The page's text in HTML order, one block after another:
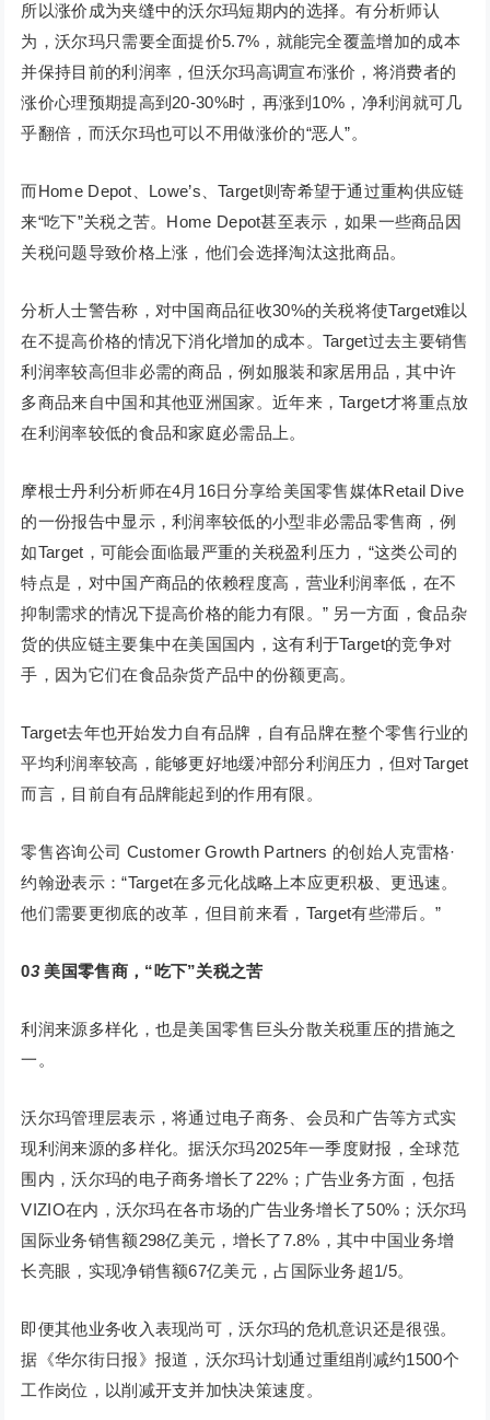
所以涨价成为夹缝中的沃尔玛短期内的选择。有分析师认
为，沃尔玛只需要全面提价5.7%，就能完全覆盖增加的成本
并保持目前的利润率，但沃尔玛高调宣布涨价，将消费者的
涨价心理预期提高到20-30%时，再涨到10%，净利润就可几
乎翻倍，而沃尔玛也可以不用做涨价的“恶人”。
而Home Depot、Lowe’s、Target则寄希望于通过重构供应链
来“吃下”关税之苦。Home Depot甚至表示，如果一些商品因
关税问题导致价格上涨，他们会选择淘汰这批商品。
分析人士警告称，对中国商品征收30%的关税将使Target难以
在不提高价格的情况下消化增加的成本。Target过去主要销售
利润率较高但非必需的商品，例如服装和家居用品，其中许
多商品来自中国和其他亚洲国家。近年来，Target才将重点放
在利润率较低的食品和家庭必需品上。
摩根士丹利分析师在4月16日分享给美国零售媒体Retail Dive
的一份报告中显示，利润率较低的小型非必需品零售商，例
如Target，可能会面临最严重的关税盈利压力，“这类公司的
特点是，对中国产商品的依赖程度高，营业利润率低，在不
抑制需求的情况下提高价格的能力有限。” 另一方面，食品杂
货的供应链主要集中在美国国内，这有利于Target的竞争对
手，因为它们在食品杂货产品中的份额更高。
Target去年也开始发力自有品牌，自有品牌在整个零售行业的
平均利润率较高，能够更好地缓冲部分利润压力，但对Target
而言，目前自有品牌能起到的作用有限。
零售咨询公司 Customer Growth Partners 的创始人克雷格·
约翰逊表示：“Target在多元化战略上本应更积极、更迅速。
他们需要更彻底的改革，但目前来看，Target有些滞后。”
03 美国零售商，“吃下”关税之苦
利润来源多样化，也是美国零售巨头分散关税重压的措施之
一。
沃尔玛管理层表示，将通过电子商务、会员和广告等方式实
现利润来源的多样化。据沃尔玛2025年一季度财报，全球范
围内，沃尔玛的电子商务增长了22%；广告业务方面，包括
VIZIO在内，沃尔玛在各市场的广告业务增长了50%；沃尔玛
国际业务销售额298亿美元，增长了7.8%，其中中国业务增
长亮眼，实现净销售额67亿美元，占国际业务超1/5。
即便其他业务收入表现尚可，沃尔玛的危机意识还是很强。
据《华尔街日报》报道，沃尔玛计划通过重组削减约1500个
工作岗位，以削减开支并加快决策速度。